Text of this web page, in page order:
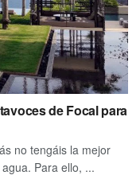
de Focal para
no tengáis la mejor
Para ello, ...